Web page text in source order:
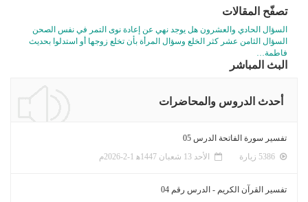
تصفّح المقالات
السؤال الحادي والعشرون هل يوجد نهي عن إعادة نوى التمر في نفس الصحن
السؤال الثامن عشر كثر الخلع وسؤال المرأة بأن تخلع زوجها أو استدلوا بحديث
فاطمة…
البث المباشر
أحدث الدروس والمحاضرات
تفسير سورة الفاتحة الدرس 05
الأحد 13 شعبان 1447ﻫ 1-2-2026م
تفسير القرآن الكريم - الدرس رقم 04